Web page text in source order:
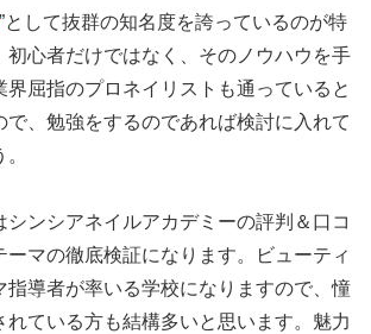
”として抜群の知名度を誇っているのが特
初心者だけではなく、そのノウハウを手
界屈指のプロネイリストも通っていると
で、勉強をするのであれば検討に入れて
シンシアネイルアカデミーの評判＆口コ
ーマの徹底検証になります。ビューティ
指導者が率いる学校になりますので、憧
れている方も結構多いと思います。魅力